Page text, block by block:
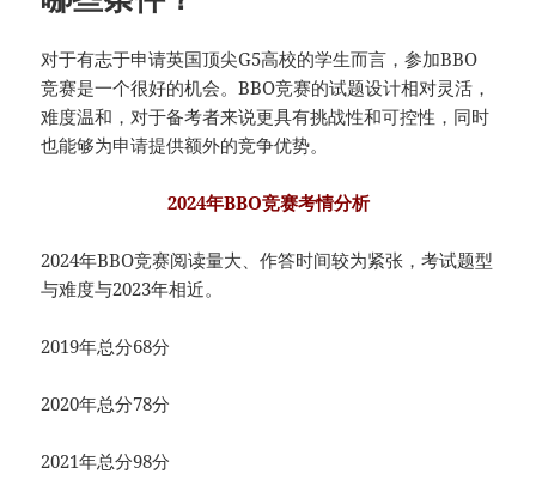
对于有志于申请英国顶尖G5高校的学生而言，参加BBO
竞赛是一个很好的机会。BBO竞赛的试题设计相对灵活，
难度温和，对于备考者来说更具有挑战性和可控性，同时
也能够为申请提供额外的竞争优势。
2024年BBO竞赛考情分析
2024年BBO竞赛阅读量大、作答时间较为紧张，考试题型
与难度与2023年相近。
2019年总分68分
2020年总分78分
2021年总分98分